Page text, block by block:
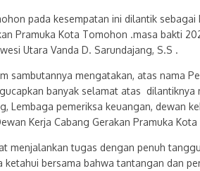
pada kesempatan ini dilantik sebagai
Pramuka Kota Tomohon .masa bakti
Utara Vanda D. Sarundajang, S.S .
sambutannya mengatakan, atas nama
banyak selamat atas dilantiknya
Lembaga pemeriksa keuangan, dewan
Kerja Cabang Gerakan Pramuka
menjalankan tugas dengan penuh
ketahui bersama bahwa tantangan dan